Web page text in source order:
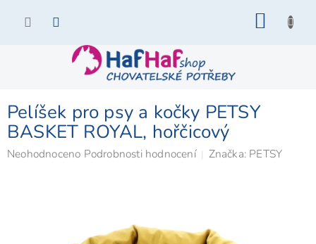
Pelíšek pro psy a kočky PETSY
BASKET ROYAL, hořčicový
Průměrné
Neohodnoceno Podrobnosti hodnocení Značka: PETSY